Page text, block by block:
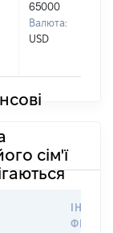
65000
Валюта:
USD
сім'ї